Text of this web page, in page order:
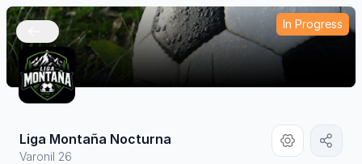
In Progress
🇲🇽
Liga Montaña Nocturna
Varonil 26